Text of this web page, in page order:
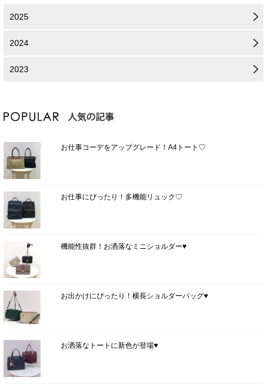
2025
2024
2023
お仕事コーデをアップグレード！A4トート♡
お仕事にぴったり！多機能リュック♡
機能性抜群！お洒落なミニショルダー♥
お出かけにぴったり！横長ショルダーバッグ♥
お洒落なトートに新色が登場♥